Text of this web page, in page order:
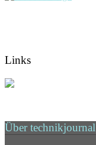
Links
Über technikjournal